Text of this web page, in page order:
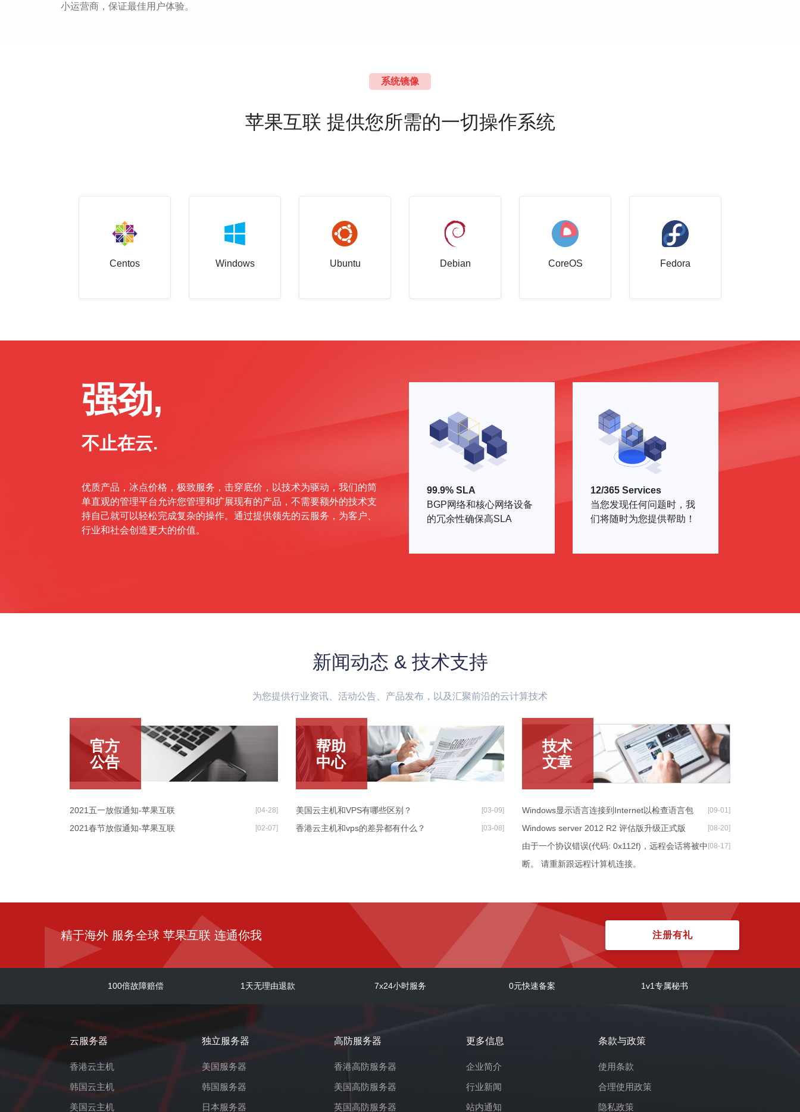
小运营商，保证最佳用户体验。
系统镜像
苹果互联 提供您所需的一切操作系统
Centos Windows Ubuntu Debian CoreOS Fedora
强劲,
不止在云.
优质产品，冰点价格，极致服务，击穿底价，以技术为驱动，我们的简
单直观的管理平台允许您管理和扩展现有的产品，不需要额外的技术支
持自己就可以轻松完成复杂的操作。通过提供领先的云服务，为客户、
行业和社会创造更大的价值。
99.9% SLA
BGP网络和核心网络设备
的冗余性确保高SLA
12/365 Services
当您发现任何问题时，我
们将随时为您提供帮助！
新闻动态 & 技术支持
为您提供行业资讯、活动公告、产品发布，以及汇聚前沿的云计算技术
官方
公告
[04-28]
2021五一放假通知-苹果互联
[02-07]
2021春节放假通知-苹果互联
帮助
中心
[03-09]
美国云主机和VPS有哪些区别？
[03-08]
香港云主机和vps的差异都有什么？
技术
文章
[09-01]
Windows显示语言连接到Internet以检查语言包
[08-20]
Windows server 2012 R2 评估版升级正式版
[08-17]
由于一个协议错误(代码: 0x112f)，远程会话将被中
断。 请重新跟远程计算机连接。
Windows Server 2019：将评估升级到完整版
Debian 9.3下安装CURL失败的处理方法
[08-02]
CentOS 7下启动、关闭、重启、查看MySQL服务
windows2012安装.net4.6时提示需要先安装更新
KB2919355包解决方案.
windows安装nginx提示80端口被占用
精于海外 服务全球 苹果互联 连通你我 注册有礼
100倍故障赔偿 1天无理由退款 7x24小时服务 0元快速备案 1v1专属秘书
云服务器
香港云主机
韩国云主机
美国云主机
独立服务器
美国服务器
韩国服务器
日本服务器
高防服务器
香港高防服务器
美国高防服务器
英国高防服务器
更多信息
企业简介
行业新闻
站内通知
条款与政策
使用条款
合理使用政策
隐私政策